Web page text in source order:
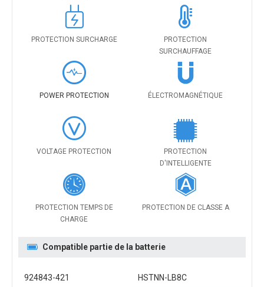
PROTECTION SURCHARGE
PROTECTION
SURCHAUFFAGE
POWER PROTECTION ÉLECTROMAGNÉTIQUE
VOLTAGE PROTECTION
PROTECTION
D'INTELLIGENTE
PROTECTION TEMPS DE
CHARGE
PROTECTION DE CLASSE A
Compatible partie de la batterie
924843-421 HSTNN-LB8C